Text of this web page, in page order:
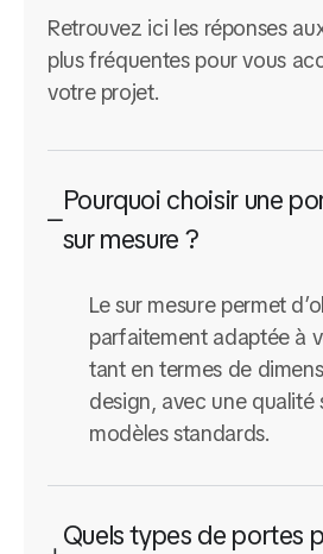
Retrouvez ici les réponses
plus fréquentes pour vous
votre projet.
Pourquoi choisir une
sur mesure ?
Le sur mesure permet
parfaitement adaptée à
tant en termes de
design, avec une qualité
modèles standards.
Quels types de portes